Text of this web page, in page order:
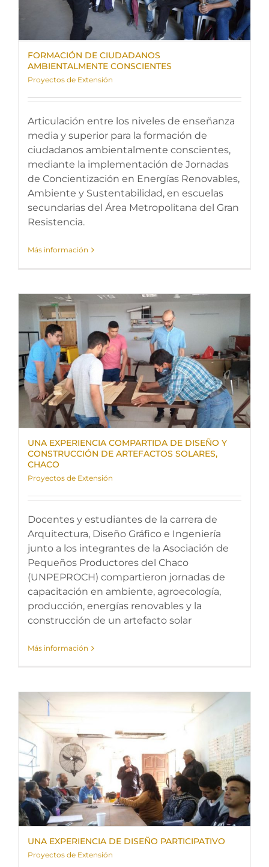
FORMACIÓN DE CIUDADANOS
AMBIENTALMENTE CONSCIENTES
Proyectos de Extensión
Articulación entre los niveles de enseñanza
media y superior para la formación de
ciudadanos ambientalmente conscientes,
mediante la implementación de Jornadas
de Concientización en Energías Renovables,
Ambiente y Sustentabilidad, en escuelas
secundarias del Área Metropolitana del Gran
Resistencia.
Más información
UNA EXPERIENCIA COMPARTIDA DE DISEÑO Y
CONSTRUCCIÓN DE ARTEFACTOS SOLARES,
CHACO
Proyectos de Extensión
Docentes y estudiantes de la carrera de
Arquitectura, Diseño Gráfico e Ingeniería
junto a los integrantes de la Asociación de
Pequeños Productores del Chaco
(UNPEPROCH) compartieron jornadas de
capacitación en ambiente, agroecología,
producción, energías renovables y la
construcción de un artefacto solar
Más información
UNA EXPERIENCIA DE DISEÑO PARTICIPATIVO
Proyectos de Extensión